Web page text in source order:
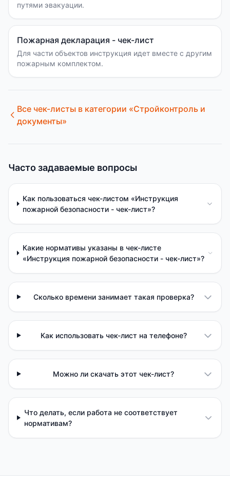
путями эвакуации.
Пожарная декларация - чек-лист
Для части объектов инструкция идет вместе с другим
пожарным комплектом.
Все чек-листы в категории «Стройконтроль и
документы»
Часто задаваемые вопросы
Как пользоваться чек-листом «Инструкция
пожарной безопасности - чек-лист»?
Какие нормативы указаны в чек-листе
«Инструкция пожарной безопасности - чек-лист»?
Сколько времени занимает такая проверка?
Как использовать чек-лист на телефоне?
Можно ли скачать этот чек-лист?
Что делать, если работа не соответствует
нормативам?